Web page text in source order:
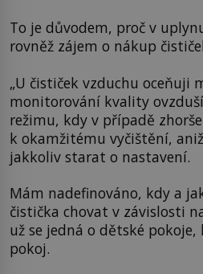
To je důvodem, proč v
rovněž zájem o nákup
„U čističek vzduchu oceňuji
monitorování kvality
režimu, kdy v případě
k okamžitému vyčištění,
jakkoliv starat o nastavení.
Mám nadefinováno, kdy a
čistička chovat v závislosti
už se jedná o dětské pokoje,
pokoj.